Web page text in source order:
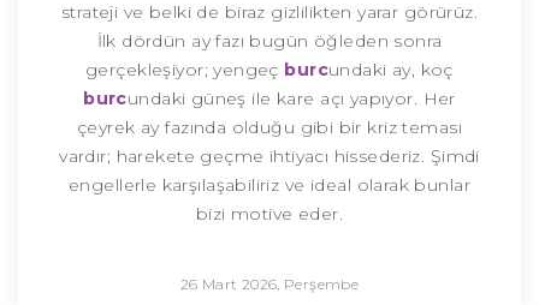
strateji ve belki de biraz gizlilikten yarar görürüz.
İlk dördün ay fazı bugün öğleden sonra
gerçekleşiyor; yengeç burcundaki ay, koç
burcundaki güneş ile kare açı yapıyor. Her
çeyrek ay fazında olduğu gibi bir kriz teması
vardır; harekete geçme ihtiyacı hissederiz. Şimdi
engellerle karşılaşabiliriz ve ideal olarak bunlar
bizi motive eder.
26 Mart 2026, Perşembe